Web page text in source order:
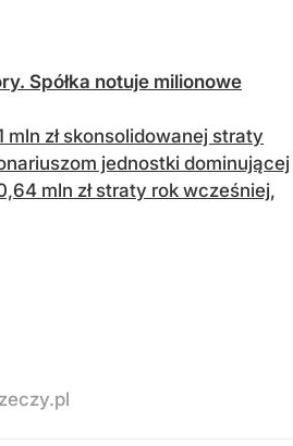
Spółka notuje milionowe
mln zł skonsolidowanej straty
jednostki dominującej
mln zł straty rok wcześniej,